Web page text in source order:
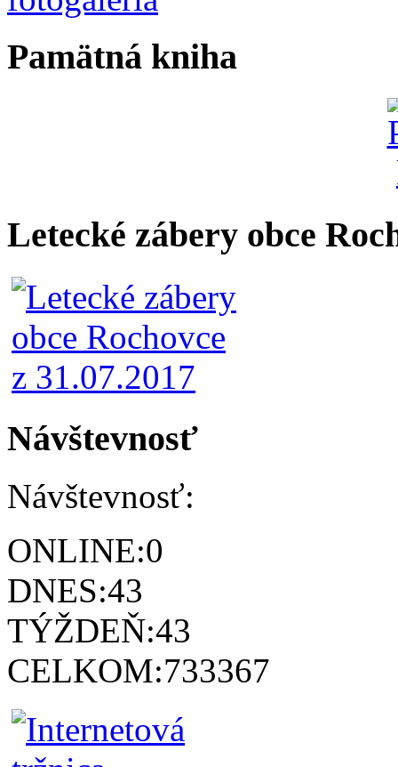
Pamätná kniha
Letecké zábery obce
Návštevnosť
Návštevnosť:
ONLINE:0
DNES:43
TÝŽDEŇ:43
CELKOM:733367